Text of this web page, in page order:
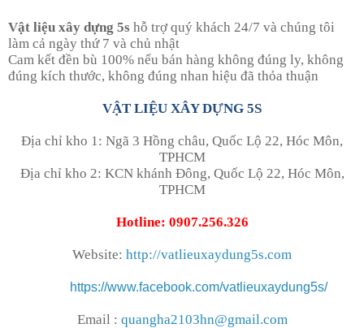
Vật liệu xây dựng 5s hỗ trợ quý khách 24/7 và chúng tôi
làm cả ngày thứ 7 và chủ nhật
Cam kết đền bù 100% nếu bán hàng không đúng ly, không
đúng kích thước, không đúng nhan hiệu đã thỏa thuận
VẬT LIỆU XÂY DỰNG 5S
Địa chỉ kho 1: Ngã 3 Hồng châu, Quốc Lộ 22, Hóc Môn,
TPHCM
Địa chỉ kho 2: KCN khánh Đông, Quốc Lộ 22, Hóc Môn,
TPHCM
Hotline: 0907.256.326
Website: http://vatlieuxaydung5s.com
https://www.facebook.com/vatlieuxaydung5s/
Email : quangha2103hn@gmail.com